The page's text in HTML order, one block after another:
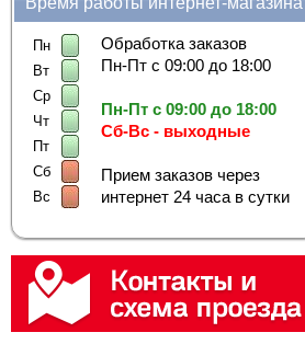
Пн
Вт
Ср
Чт
Пт
Сб
Вс
Обработка заказов
Пн-Пт с 09:00 до 18:00
Пн-Пт с 09:00 до 18:00
Сб-Вс - выходные
Прием заказов через
интернет 24 часа в сутки